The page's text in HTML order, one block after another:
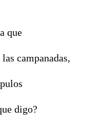
que
campanadas,
digo?